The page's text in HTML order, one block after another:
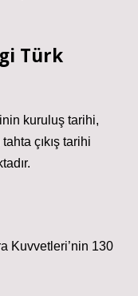
Türk
kuruluş tarihi,
çıkış tarihi
Kuvvetleri’nin 130